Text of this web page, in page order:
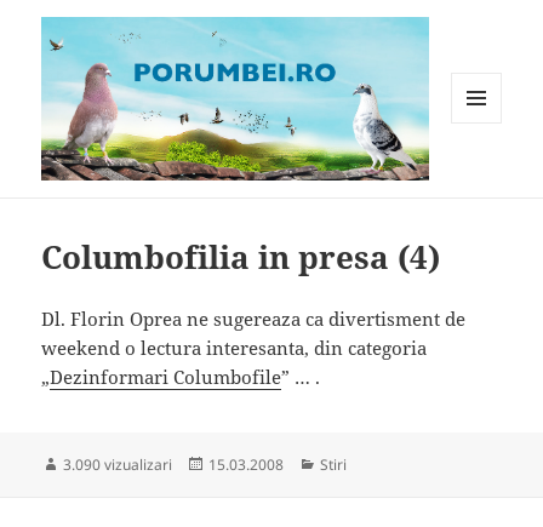
Columbofilia in presa (4)
Dl. Florin Oprea ne sugereaza ca divertisment de
weekend o lectura interesanta, din categoria
„Dezinformari Columbofile” … .
3.090 vizualizari
Publicat
15.03.2008 Categorii
Stiri